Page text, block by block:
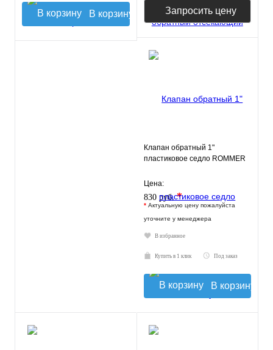
В корзину Запросить цену
Клапан обратный 1"
пластиковое седло ROMMER
Цена:
830 руб.*
* Актуальную цену пожалуйста
уточните у менеджера
В избранное
Купить в 1 клик Под заказ
В корзину